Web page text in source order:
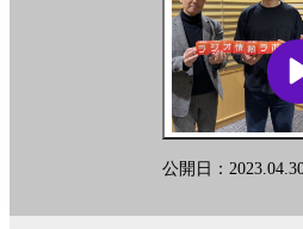
公開日：